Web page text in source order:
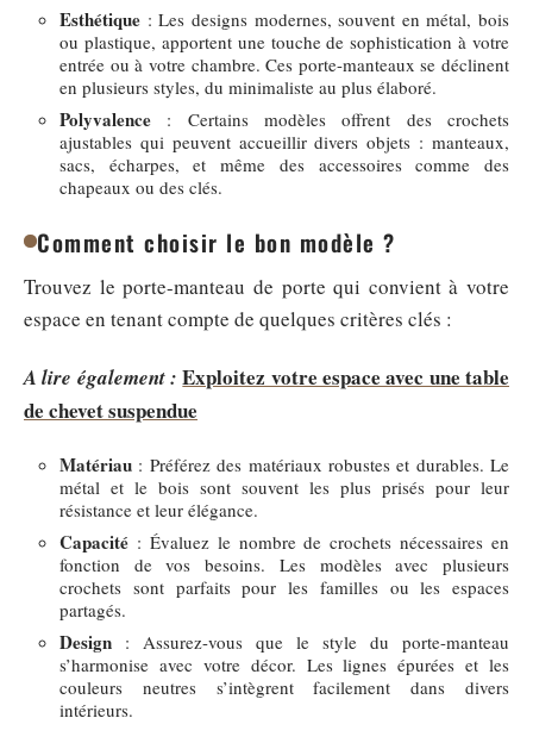
Esthétique : Les designs modernes, souvent en métal, bois
ou plastique, apportent une touche de sophistication à votre
entrée ou à votre chambre. Ces porte-manteaux se déclinent
en plusieurs styles, du minimaliste au plus élaboré.
Polyvalence : Certains modèles offrent des crochets
ajustables qui peuvent accueillir divers objets : manteaux,
sacs, écharpes, et même des accessoires comme des
chapeaux ou des clés.
Comment choisir le bon modèle ?
Trouvez le porte-manteau de porte qui convient à votre
espace en tenant compte de quelques critères clés :
A lire également : Exploitez votre espace avec une table
de chevet suspendue
Matériau : Préférez des matériaux robustes et durables. Le
métal et le bois sont souvent les plus prisés pour leur
résistance et leur élégance.
Capacité : Évaluez le nombre de crochets nécessaires en
fonction de vos besoins. Les modèles avec plusieurs
crochets sont parfaits pour les familles ou les espaces
partagés.
Design : Assurez-vous que le style du porte-manteau
s’harmonise avec votre décor. Les lignes épurées et les
couleurs neutres s’intègrent facilement dans divers
intérieurs.